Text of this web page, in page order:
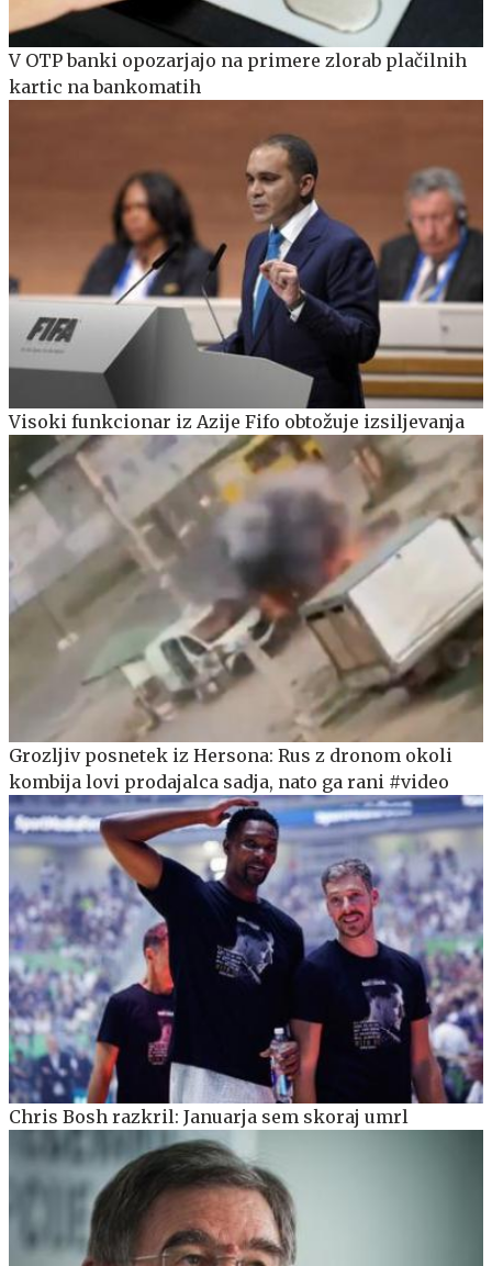
V OTP banki opozarjajo na primere zlorab plačilnih
kartic na bankomatih
Visoki funkcionar iz Azije Fifo obtožuje izsiljevanja
Grozljiv posnetek iz Hersona: Rus z dronom okoli
kombija lovi prodajalca sadja, nato ga rani #video
Chris Bosh razkril: Januarja sem skoraj umrl